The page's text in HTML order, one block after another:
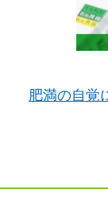
肥満の自覚